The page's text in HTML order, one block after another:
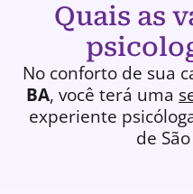
Quais as
No conforto de sua
BA, você terá uma
experiente
de